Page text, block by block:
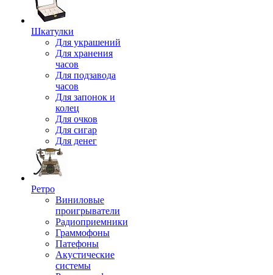
Шкатулки
Для украшений
Для хранения
часов
Для подзавода
часов
Для запонок и
колец
Для очков
Для сигар
Для денег
Ретро
Виниловые
проигрыватели
Радиоприемники
Граммофоны
Патефоны
Акустические
системы